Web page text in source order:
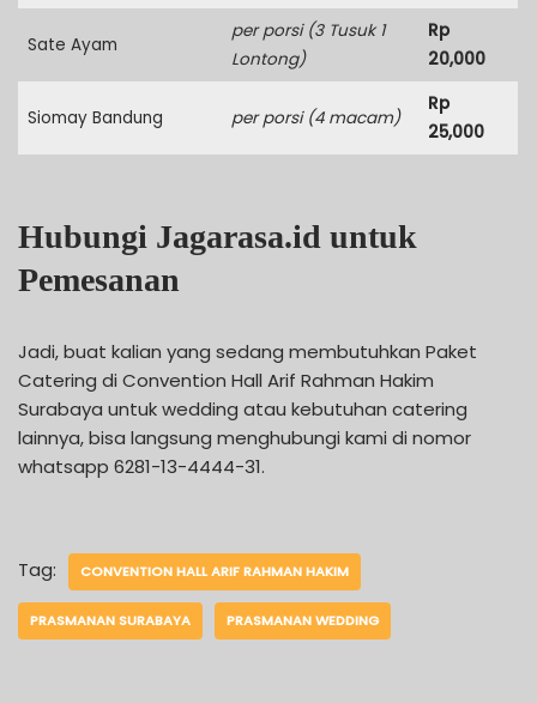
Sate Ayam
per porsi (3 Tusuk 1
Lontong)
Rp
20,000
Siomay Bandung per porsi (4 macam)
Rp
25,000
Hubungi Jagarasa.id untuk
Pemesanan
Jadi, buat kalian yang sedang membutuhkan Paket
Catering di Convention Hall Arif Rahman Hakim
Surabaya untuk wedding atau kebutuhan catering
lainnya, bisa langsung menghubungi kami di nomor
whatsapp 6281-13-4444-31.
Tag: CONVENTION HALL ARIF RAHMAN HAKIM
PRASMANAN SURABAYA PRASMANAN WEDDING